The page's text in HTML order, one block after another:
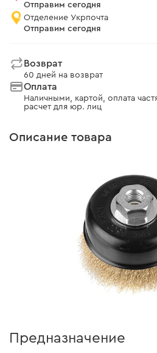
Отправим сегодня
Отделение Укрпочта
Отправим сегодня
Возврат
60 дней на возврат
Оплата
Наличными, картой, оплата
расчет для юр. лиц
Описание товара
Предназначение